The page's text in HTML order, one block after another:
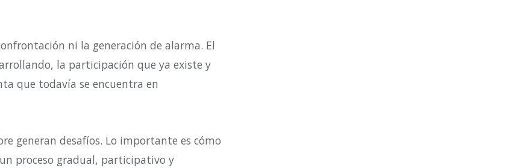
ni la generación de alarma. El
la participación que ya existe y
que todavía se encuentra en
generan desafíos. Lo importante es cómo
proceso gradual, participativo y